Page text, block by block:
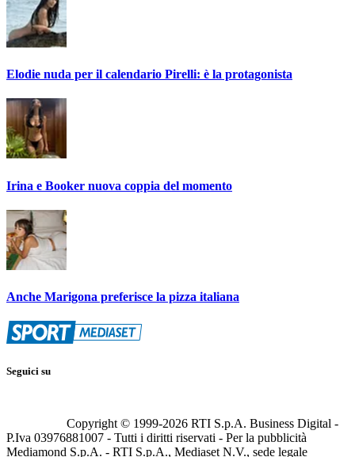
Elodie nuda per il calendario Pirelli: è la protagonista
Irina e Booker nuova coppia del momento
Anche Marigona preferisce la pizza italiana
Seguici su
Copyright © 1999-2026 RTI S.p.A. Business Digital -
P.Iva 03976881007 - Tutti i diritti riservati - Per la pubblicità
Mediamond S.p.A. - RTI S.p.A., Mediaset N.V., sede legale